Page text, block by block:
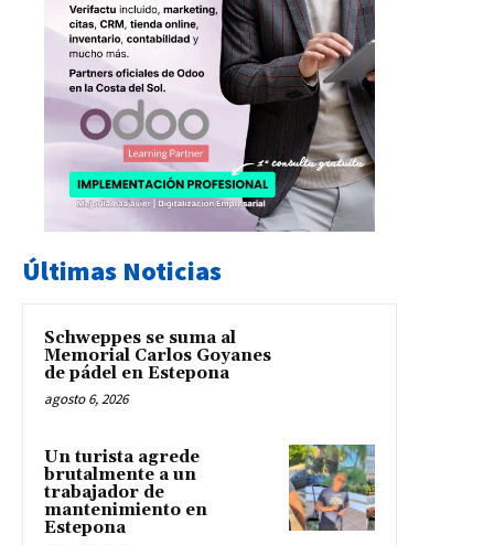
Últimas Noticias
Schweppes se suma al
Memorial Carlos Goyanes
de pádel en Estepona
agosto 6, 2026
Un turista agrede
brutalmente a un
trabajador de
mantenimiento en
Estepona